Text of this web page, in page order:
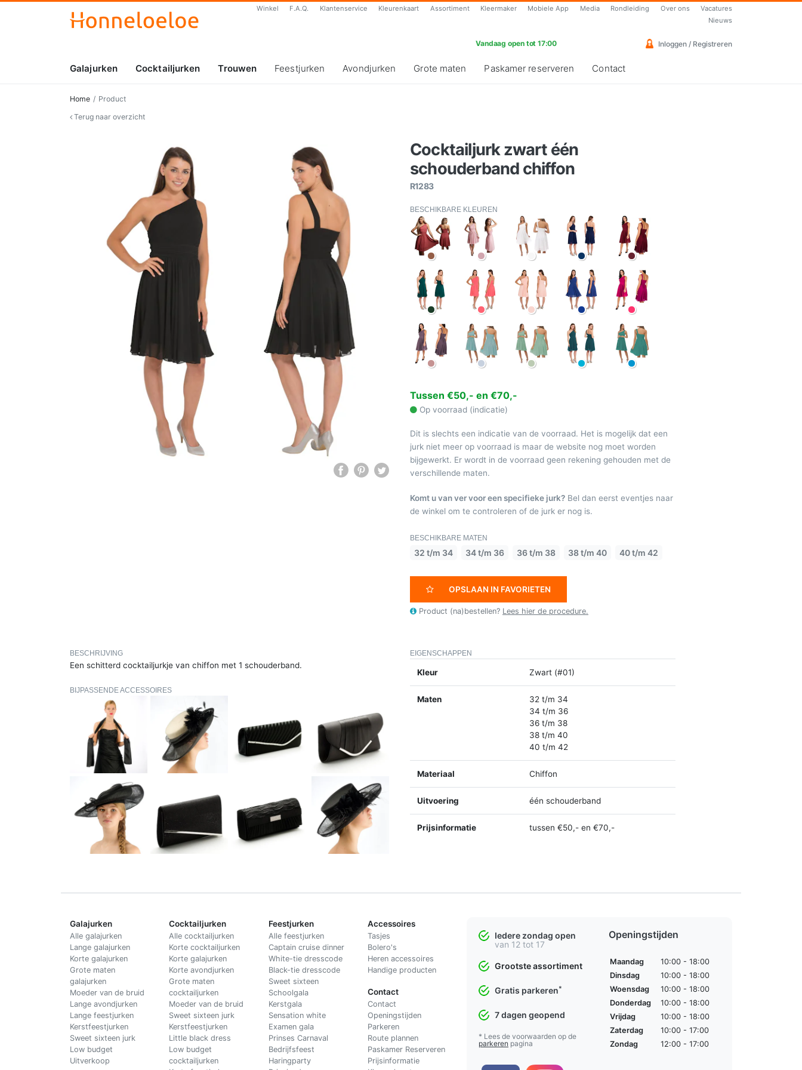
Winkel F.A.Q. Klantenservice Kleurenkaart Assortiment Kleermaker Mobiele App Media Rondleiding Over ons
Vacatures
Nieuws
Vandaag open tot 17:00 Inloggen / Registreren
Galajurken Cocktailjurken Trouwen Feestjurken Avondjurken Grote maten Paskamer reserveren Contact
Home
Product
Terug naar overzicht
Cocktailjurk zwart één
schouderband chiffon
R1283
BESCHIKBARE KLEUREN
Tussen €50,- en €70,-
Op voorraad (indicatie)
Dit is slechts een indicatie van de voorraad. Het is mogelijk dat een
jurk niet meer op voorraad is maar de website nog moet worden
bijgewerkt. Er wordt in de voorraad geen rekening gehouden met de
verschillende maten.
Komt u van ver voor een specifieke jurk? Bel dan eerst eventjes naar
de winkel om te controleren of de jurk er nog is.
BESCHIKBARE MATEN
32 t/m 34 34 t/m 36 36 t/m 38 38 t/m 40 40 t/m 42
OPSLAAN IN FAVORIETEN
Product (na)bestellen? Lees hier de procedure.
BESCHRIJVING
Een schitterd cocktailjurkje van chiffon met 1 schouderband.
BIJPASSENDE ACCESSOIRES
EIGENSCHAPPEN
Kleur Zwart (#01)
Maten
32 t/m 34
34 t/m 36
36 t/m 38
38 t/m 40
40 t/m 42
Materiaal Chiffon
Uitvoering één schouderband
Prijsinformatie tussen €50,- en €70,-
Galajurken
Alle galajurken
Lange galajurken
Korte galajurken
Grote maten
galajurken
Moeder van de bruid
Lange avondjurken
Lange feestjurken
Kerstfeestjurken
Sweet sixteen jurk
Low budget
Uitverkoop
Cocktailjurken
Alle cocktailjurken
Korte cocktailjurken
Korte galajurken
Korte avondjurken
Grote maten
cocktailjurken
Moeder van de bruid
Sweet sixteen jurk
Kerstfeestjurken
Little black dress
Low budget
cocktailjurken
Feestjurken
Alle feestjurken
Captain cruise dinner
White-tie dresscode
Black-tie dresscode
Sweet sixteen
Schoolgala
Kerstgala
Sensation white
Examen gala
Prinses Carnaval
Bedrijfsfeest
Haringparty
Accessoires
Tasjes
Bolero's
Heren accessoires
Handige producten
Contact
Contact
Openingstijden
Parkeren
Route plannen
Paskamer Reserveren
Prijsinformatie
Iedere zondag open
van 12 tot 17
Grootste assortiment
Gratis parkeren*
7 dagen geopend
* Lees de voorwaarden op de
parkeren pagina
Openingstijden
Maandag
10:00 - 18:00
Dinsdag
10:00 - 18:00
Woensdag
10:00 - 18:00
Donderdag
10:00 - 18:00
Vrijdag
10:00 - 18:00
Zaterdag
10:00 - 17:00
Zondag
12:00 - 17:00